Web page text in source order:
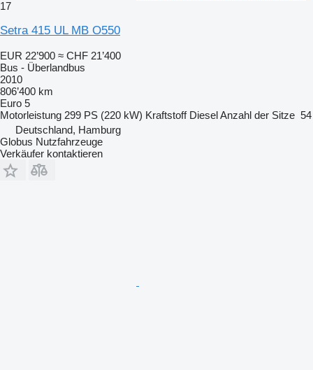
17
Setra 415 UL MB O550
EUR 22’900 ≈ CHF 21’400
Bus - Überlandbus
2010
806’400 km
Euro 5
Motorleistung 299 PS (220 kW) Kraftstoff DieselAnzahl der Sitze 54
Deutschland, Hamburg
Globus Nutzfahrzeuge
Verkäufer kontaktieren